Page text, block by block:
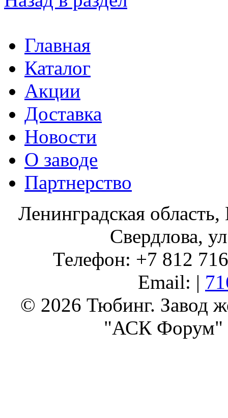
Главная
Каталог
Акции
Доставка
Новости
О заводе
Партнерство
Ленинградская
Свердлова,
Телефон: +7 812
Email: |
© 2026 Тюбинг. Завод
"АСК Форум"